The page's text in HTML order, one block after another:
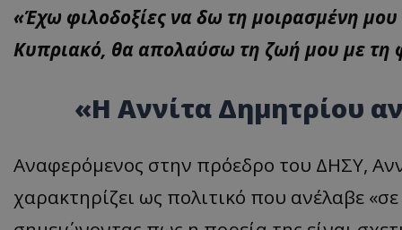
«Έχω φιλοδοξίες να δω τη μοιρασμένη
Κυπριακό, θα απολαύσω τη ζωή μου με τη
«Η Αννίτα Δημητρίου
Αναφερόμενος στην πρόεδρο του ΔΗΣΥ,
χαρακτηρίζει ως πολιτικό που ανέλαβε
msToken